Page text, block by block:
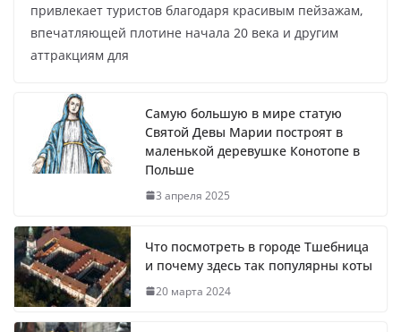
привлекает туристов благодаря красивым пейзажам,
впечатляющей плотине начала 20 века и другим
аттракциям для
Самую большую в мире статую
Святой Девы Марии построят в
маленькой деревушке Конотопе в
Польше
3 апреля 2025
Что посмотреть в городе Тшебница
и почему здесь так популярны коты
20 марта 2024